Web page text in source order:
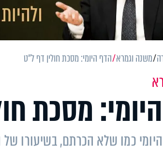
משנה וגמרא הדף היומי: מסכת חולין דף ל"ט
מסכת
כמו שלא הכרתם, בשיעורו